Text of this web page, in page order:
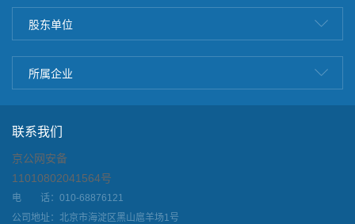
股东单位
所属企业
联系我们
京公网安备
11010802041564号
电 话：010-68876121
公司地址：北京市海淀区黑山扈羊场1号